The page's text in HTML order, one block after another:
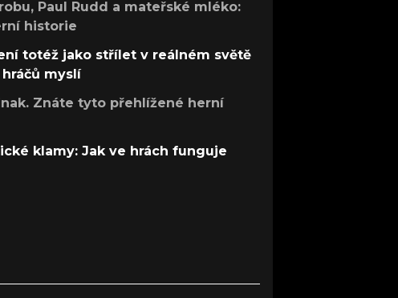
Paul Rudd a mateřské mléko:
historie
totéž jako střílet v reálném světě
myslí
Znáte tyto přehlížené herní
klamy: Jak ve hrách funguje